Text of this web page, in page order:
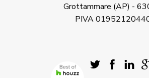
Grottammare (AP) -
PIVA